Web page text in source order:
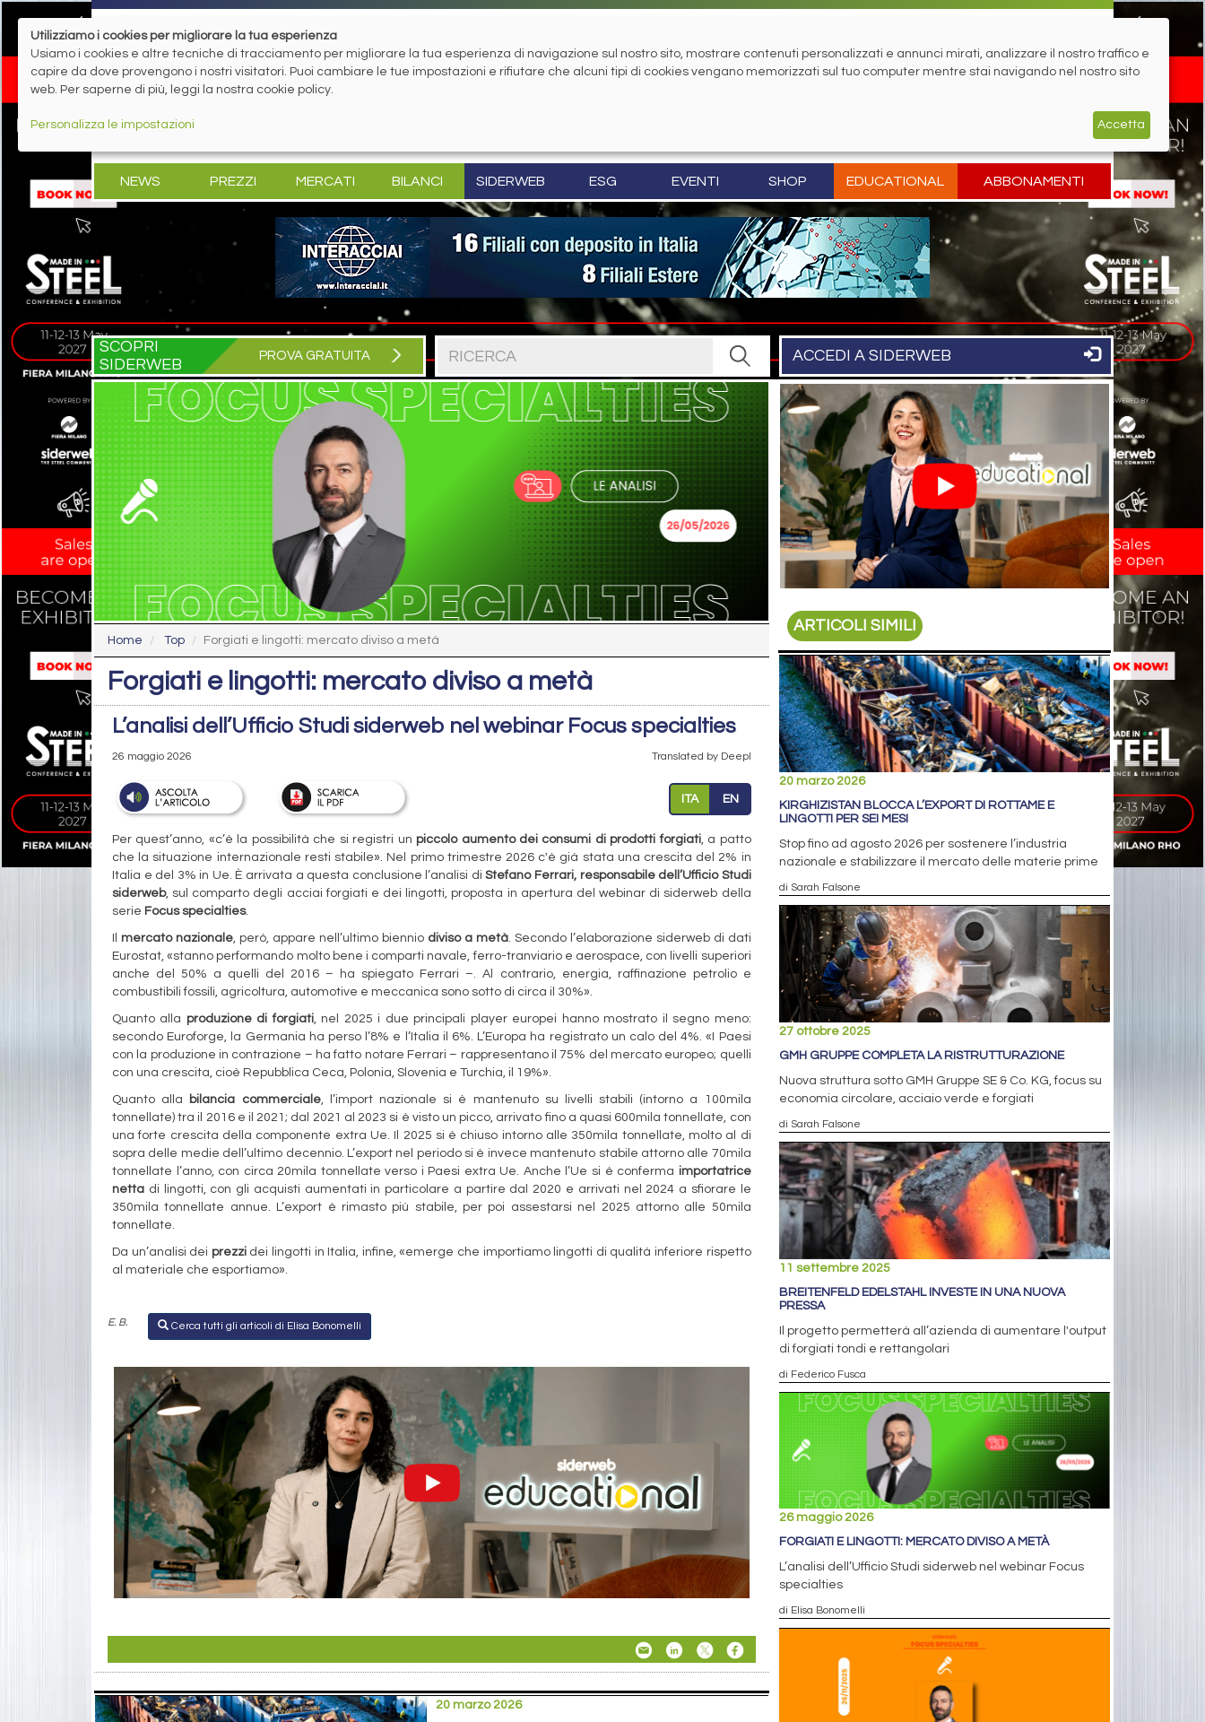
NEWS PREZZI MERCATI BILANCI SIDERWEB ESG EVENTI SHOP EDUCATIONAL ABBONAMENTI
SCOPRI
SIDERWEB
PROVA GRATUITA ACCEDI A SIDERWEB
Home Top Forgiati e lingotti: mercato diviso a metà
Forgiati e lingotti: mercato diviso a metà
L’analisi dell’Ufficio Studi siderweb nel webinar Focus specialties
26 maggio 2026 Translated by Deepl
ITA EN
Per quest’anno, «c’è la possibilità che si registri un piccolo aumento dei consumi di prodotti forgiati, a patto
che la situazione internazionale resti stabile». Nel primo trimestre 2026 c'è già stata una crescita del 2% in
Italia e del 3% in Ue. È arrivata a questa conclusione l’analisi diStefano Ferrari, responsabile dell’Ufficio Studi
siderweb, sul comparto degli acciai forgiati e dei lingotti, proposta in apertura del webinar di siderweb della
serie Focus specialties.
Il mercato nazionale, però, appare nell’ultimo biennio diviso a metà. Secondo l’elaborazione siderweb di dati
Eurostat, «stanno performando molto bene i comparti navale, ferro-tranviario e aerospace, con livelli superiori
anche del 50% a quelli del 2016 – ha spiegato Ferrari –. Al contrario, energia, raffinazione petrolio e
combustibili fossili, agricoltura, automotive e meccanica sono sotto di circa il 30%».
Quanto alla produzione di forgiati, nel 2025 i due principali player europei hanno mostrato il segno meno:
secondo Euroforge, la Germania ha perso l’8% e l’Italia il 6%. L’Europa ha registrato un calo del 4%. «I Paesi
con la produzione in contrazione – ha fatto notare Ferrari – rappresentano il 75% del mercato europeo; quelli
con una crescita, cioè Repubblica Ceca, Polonia, Slovenia e Turchia, il 19%».
Quanto alla bilancia commerciale, l’import nazionale si è mantenuto su livelli stabili (intorno a 100mila
tonnellate) tra il 2016 e il 2021; dal 2021 al 2023 si è visto un picco, arrivato fino a quasi 600mila tonnellate, con
una forte crescita della componente extra Ue. Il 2025 si è chiuso intorno alle 350mila tonnellate, molto al di
sopra delle medie dell’ultimo decennio. L’export nel periodo si è invece mantenuto stabile attorno alle 70mila
tonnellate l’anno, con circa 20mila tonnellate verso i Paesi extra Ue. Anche l’Ue si è conferma importatrice
netta di lingotti, con gli acquisti aumentati in particolare a partire dal 2020 e arrivati nel 2024 a sfiorare le
350mila tonnellate annue. L’export è rimasto più stabile, per poi assestarsi nel 2025 attorno alle 50mila
tonnellate.
Da un’analisi dei prezzi dei lingotti in Italia, infine, «emerge che importiamo lingotti di qualità inferiore rispetto
al materiale che esportiamo».
E. B. Cerca tutti gli articoli di Elisa Bonomelli
20 marzo 2026
ARTICOLI SIMILI
20 marzo 2026
KIRGHIZISTAN BLOCCA L’EXPORT DI ROTTAME E
LINGOTTI PER SEI MESI
Stop fino ad agosto 2026 per sostenere l’industria
nazionale e stabilizzare il mercato delle materie prime
di Sarah Falsone
27 ottobre 2025
GMH GRUPPE COMPLETA LA RISTRUTTURAZIONE
Nuova struttura sotto GMH Gruppe SE & Co. KG, focus su
economia circolare, acciaio verde e forgiati
di Sarah Falsone
11 settembre 2025
BREITENFELD EDELSTAHL INVESTE IN UNA NUOVA
PRESSA
Il progetto permetterà all’azienda di aumentare l'output
di forgiati tondi e rettangolari
di Federico Fusca
26 maggio 2026
FORGIATI E LINGOTTI: MERCATO DIVISO A METÀ
L’analisi dell’Ufficio Studi siderweb nel webinar Focus
specialties
di Elisa Bonomelli
Utilizziamo i cookies per migliorare la tua esperienza
Usiamo i cookies e altre tecniche di tracciamento per migliorare la tua esperienza di navigazione sul nostro sito, mostrare contenuti personalizzati e annunci mirati, analizzare il nostro traffico e
capire da dove provengono i nostri visitatori. Puoi cambiare le tue impostazioni e rifiutare che alcuni tipi di cookies vengano memorizzati sul tuo computer mentre stai navigando nel nostro sito
web. Per saperne di più, leggi la nostra cookie policy.
Personalizza le impostazioni Accetta